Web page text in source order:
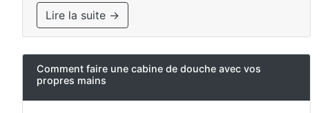
Lire la suite →
Comment faire une cabine de douche avec vos
propres mains